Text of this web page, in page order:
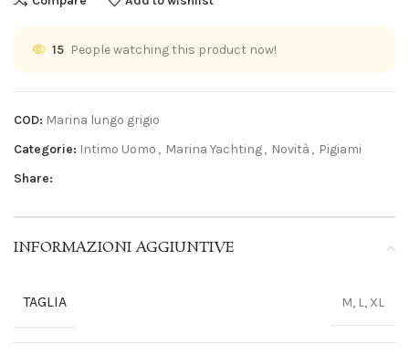
15 People watching this product now!
COD: Marina lungo grigio
Categorie: Intimo Uomo , Marina Yachting, Novità , Pigiami
Share:
INFORMAZIONI AGGIUNTIVE
TAGLIA M, L, XL